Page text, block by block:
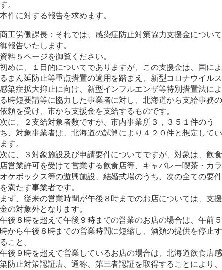
す。
本件に対する報告を求めます。
商工労働課長：それでは、感染症防止対策協力支援金について
御報告いたします。
資料５ページを御覧ください。
初めに、１目的についてでありますが、この支援金は、国によ
るまん延防止等重点措置の適用を踏まえ、新型コロナウイルス
感染症拡大抑止に向け、新型インフルエンザ等特別措置法によ
る時短要請等に協力した事業者に対し、北海道から支給事務の
依頼を受け、市から支援金を支給するものです。
次に、２支給対象者数ですが、市内事業所３，３５１件のう
ち、対象事業者は、北海道の試算により４２０件と想定してい
ます。
次に、３対象施設及び申請要件についてですが、対象は、飲食
店営業許可を受けて営業する飲食店等、キャバレー喫茶・カラ
オケボックス等の遊興施設、結婚式場のうち、次の全ての要件
を満たす事業者です。
まず、従来の営業時間が午後８時までのお店については、支援
金の対象外となります。
午後８時を超えて午後９時までの営業のお店の場合は、午前５
時から午後８時までの営業時間に短縮し、酒類の提供を停止す
ること。
午後９時を超えて営業しているお店の場合は、北海道飲食店感
染防止対策認証店、通称、第三者認証を取得することにより、